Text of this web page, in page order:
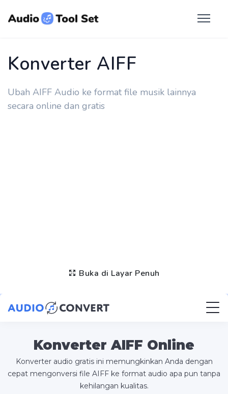
Konverter AIFF
Ubah AIFF Audio ke format file musik lainnya
secara online dan gratis
Buka di Layar Penuh